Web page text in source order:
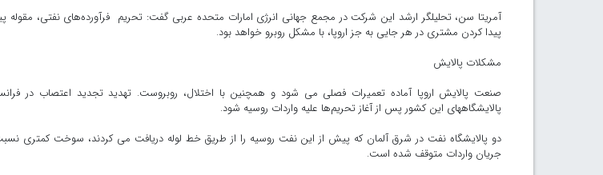
آمریتا سن، تحلیلگر ارشد این شرکت در مجمع جهانی انرژی امارات متحده عربی گفت: تحریم فرآورده‌های نفتی، مقوله
پیدا کردن مشتری در هر جایی به جز اروپا، با مشکل روبرو خواهد بود.
مشکلات پالایش
صنعت پالایش اروپا آماده تعمیرات فصلی می شود و همچنین با اختلال، روبروست. تهدید تجدید اعتصاب در
پالایشگاههای این کشور پس از آغاز تحریم‌ها علیه واردات روسیه شود.
دو پالایشگاه نفت در شرق آلمان که پیش از این نفت روسیه را از طریق خط لوله دریافت می کردند، سوخت کمتری
جریان واردات متوقف شده است.